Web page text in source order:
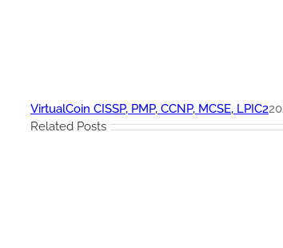
VirtualCoin CISSP, PMP, CCNP, MCSE, LPIC2
Related Posts